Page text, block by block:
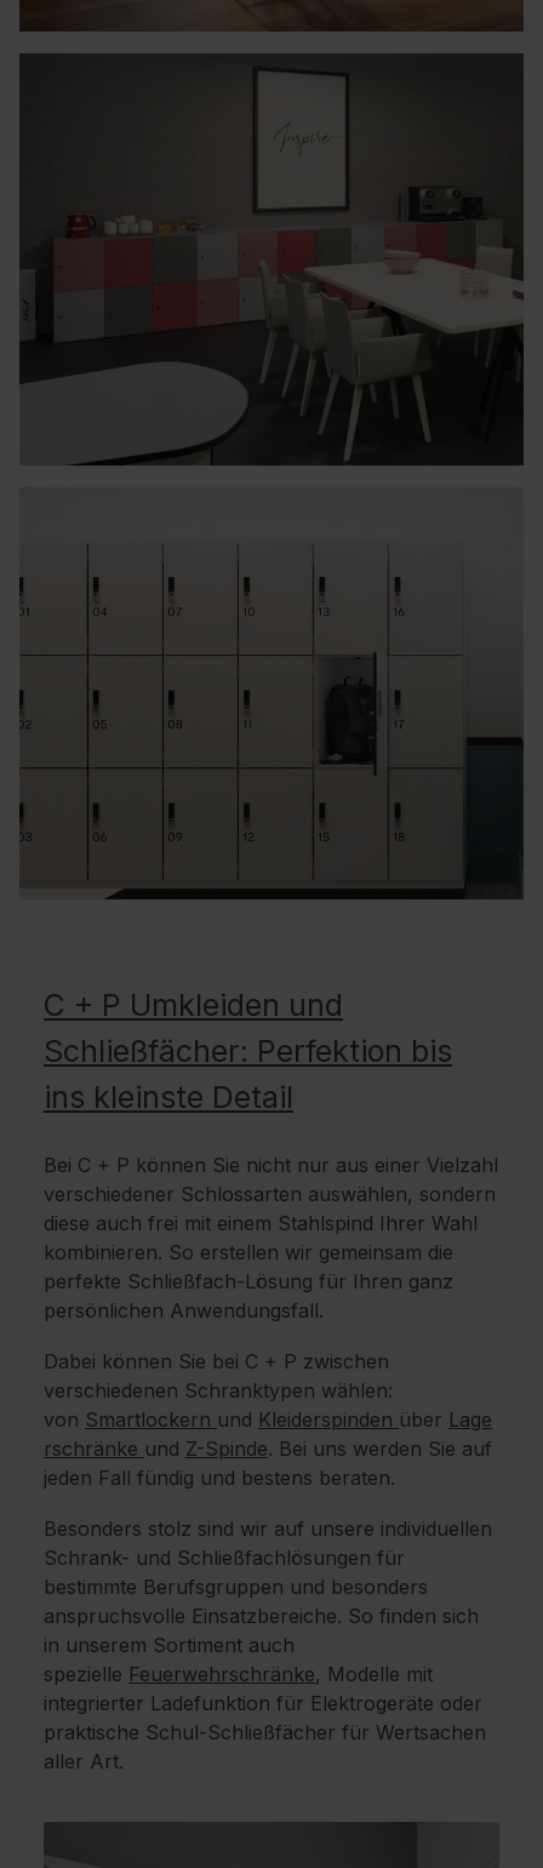
C + P Umkleiden und
Schließfächer: Perfektion bis
ins kleinste Detail
Bei C + P können Sie nicht nur aus einer Vielzahl
verschiedener Schlossarten auswählen, sondern
diese auch frei mit einem Stahlspind Ihrer Wahl
kombinieren. So erstellen wir gemeinsam die
perfekte Schließfach-Lösung für Ihren ganz
persönlichen Anwendungsfall.
Dabei können Sie bei C + P zwischen
verschiedenen Schranktypen wählen:
von Smartlockern und Kleiderspinden über Lage
rschränke und Z-Spinde. Bei uns werden Sie auf
jeden Fall fündig und bestens beraten.
Besonders stolz sind wir auf unsere individuellen
Schrank- und Schließfachlösungen für
bestimmte Berufsgruppen und besonders
anspruchsvolle Einsatzbereiche. So finden sich
in unserem Sortiment auch
spezielle Feuerwehrschränke, Modelle mit
integrierter Ladefunktion für Elektrogeräte oder
praktische Schul-Schließfächer für Wertsachen
aller Art.